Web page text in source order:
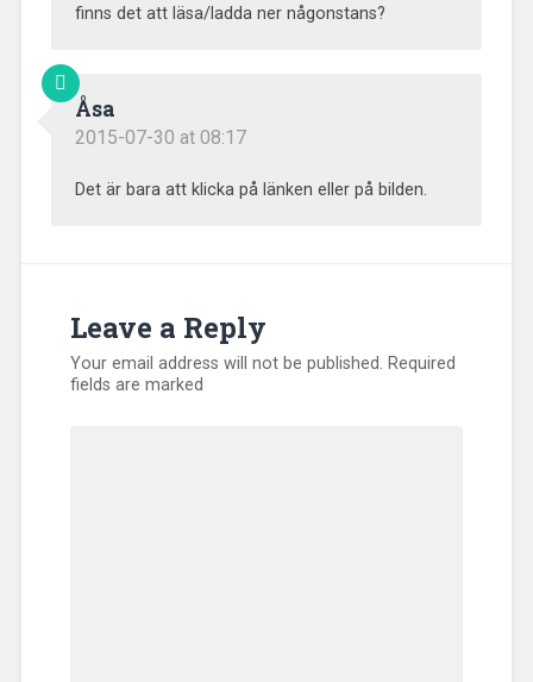
finns det att läsa/ladda ner någonstans?
Åsa
2015-07-30 at 08:17
Det är bara att klicka på länken eller på bilden.
Leave a Reply
Your email address will not be published. Required
fields are marked